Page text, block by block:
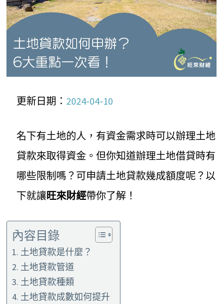
更新日期： 2024-04-10
名下有土地的人，有資金需求時可以辦理土地
貸款來取得資金。但你知道辦理土地借貸時有
哪些限制嗎？可申請土地貸款幾成額度呢？以
下就讓旺來財經帶你了解！
內容目錄
土地貸款是什麼？
土地貸款管道
土地貸款種類
土地貸款成數如何提升